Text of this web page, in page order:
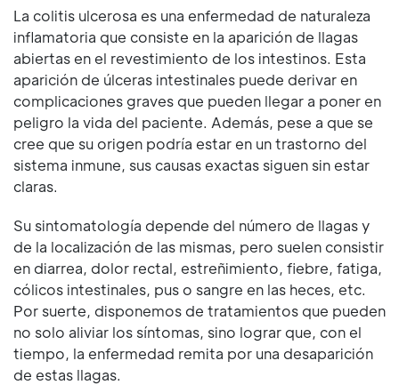
La colitis ulcerosa es una enfermedad de naturaleza
inflamatoria que consiste en la aparición de llagas
abiertas en el revestimiento de los intestinos. Esta
aparición de úlceras intestinales puede derivar en
complicaciones graves que pueden llegar a poner en
peligro la vida del paciente. Además, pese a que se
cree que su origen podría estar en un trastorno del
sistema inmune, sus causas exactas siguen sin estar
claras.
Su sintomatología depende del número de llagas y
de la localización de las mismas, pero suelen consistir
en diarrea, dolor rectal, estreñimiento, fiebre, fatiga,
cólicos intestinales, pus o sangre en las heces, etc.
Por suerte, disponemos de tratamientos que pueden
no solo aliviar los síntomas, sino lograr que, con el
tiempo, la enfermedad remita por una desaparición
de estas llagas.